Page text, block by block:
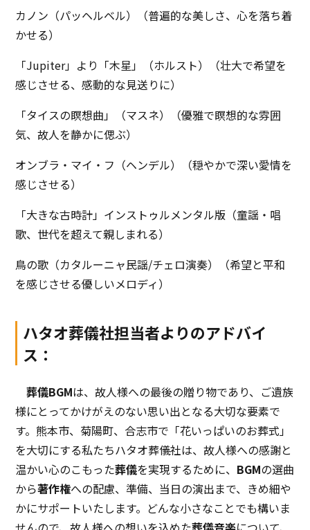
カノン（パッヘルベル）（普遍的な美しさ、心を落ち着
かせる）
「Jupiter」より「木星」（ホルスト）（壮大で希望を
感じさせる、感動的な見送りに）
「タイスの瞑想曲」（マスネ）（優雅で瞑想的な雰囲
気、故人を静かに偲ぶ）
オンブラ・マイ・フ（ヘンデル）（穏やかで深い愛情を
感じさせる）
「大きな古時計」インストゥルメンタル版（童謡・唱
歌、世代を超えて親しまれる）
鳥の歌（カタルーニャ民謡/チェロ演奏）（希望と平和
を感じさせる優しいメロディ）
ハタオ葬儀社担当者よりのアドバイ
ス：
葬儀BGMは、故人様への最後の贈り物であり、ご遺族
様にとってかけがえのない思い出となる大切な要素で
す。熊本市、菊陽町、合志市で「花いっぱいのお葬式」
を大切にする私たちハタオ葬儀社は、故人様への感謝と
温かい心のこもった葬儀を実現するために、 BGMの選曲
から著作権への配慮、準備、当日の演出まで、きめ細や
かにサポートいたします。どんな小さなことでも構いま